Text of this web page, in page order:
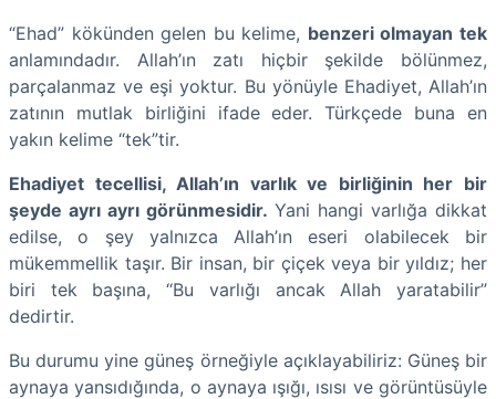
“Ehad” kökünden gelen bu kelime, benzeri olmayan tek
anlamındadır. Allah’ın zatı hiçbir şekilde bölünmez,
parçalanmaz ve eşi yoktur. Bu yönüyle Ehadiyet, Allah’ın
zatının mutlak birliğini ifade eder. Türkçede buna en
yakın kelime “tek”tir.
Ehadiyet tecellisi, Allah’ın varlık ve birliğinin her bir
şeyde ayrı ayrı görünmesidir. Yani hangi varlığa dikkat
edilse, o şey yalnızca Allah’ın eseri olabilecek bir
mükemmellik taşır. Bir insan, bir çiçek veya bir yıldız; her
biri tek başına, “Bu varlığı ancak Allah yaratabilir”
dedirtir.
Bu durumu yine güneş örneğiyle açıklayabiliriz: Güneş bir
aynaya yansıdığında, o aynaya ışığı, ısısı ve görüntüsüyle